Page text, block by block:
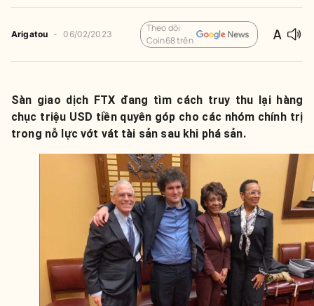
Arigatou - 06/02/2023
Theo dõi
Coin68 trên
Sàn giao dịch FTX đang tìm cách truy thu lại hàng
chục triệu USD tiền quyên góp cho các nhóm chính trị
trong nỗ lực vớt vát tài sản sau khi phá sản.